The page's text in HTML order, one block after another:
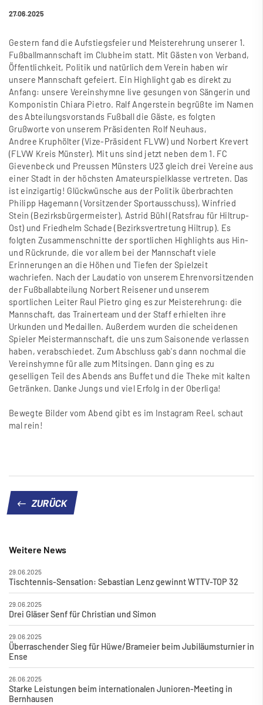
27.06.2025
Gestern fand die Aufstiegsfeier und Meisterehrung unserer 1.
Fußballmannschaft im Clubheim statt. Mit Gästen von Verband,
Öffentlichkeit, Politik und natürlich dem Verein haben wir
unsere Mannschaft gefeiert. Ein Highlight gab es direkt zu
Anfang: unsere Vereinshymne live gesungen von Sängerin und
Komponistin Chiara Pietro. Ralf Angerstein begrüßte im Namen
des Abteilungsvorstands Fußball die Gäste, es folgten
Grußworte von unserem Präsidenten Rolf Neuhaus,
Andree Kruphölter (Vize-Präsident FLVW) und Norbert Krevert
(FLVW Kreis Münster). Mit uns sind jetzt neben dem 1. FC
Gievenbeck und Preussen Münsters U23 gleich drei Vereine aus
einer Stadt in der höchsten Amateurspielklasse vertreten. Das
ist einzigartig! Glückwünsche aus der Politik überbrachten
Philipp Hagemann (Vorsitzender Sportausschuss), Winfried
Stein (Bezirksbürgermeister), Astrid Bühl (Ratsfrau für Hiltrup-
Ost) und Friedhelm Schade (Bezirksvertretung Hiltrup). Es
folgten Zusammenschnitte der sportlichen Highlights aus Hin-
und Rückrunde, die vor allem bei der Mannschaft viele
Erinnerungen an die Höhen und Tiefen der Spielzeit
wachriefen. Nach der Laudatio von unserem Ehrenvorsitzenden
der Fußballabteilung Norbert Reisener und unserem
sportlichen Leiter Raul Pietro ging es zur Meisterehrung: die
Mannschaft, das Trainerteam und der Staff erhielten ihre
Urkunden und Medaillen. Außerdem wurden die scheidenen
Spieler Meistermannschaft, die uns zum Saisonende verlassen
haben, verabschiedet. Zum Abschluss gab's dann nochmal die
Vereinshymne für alle zum Mitsingen. Dann ging es zu
geselligen Teil des Abends ans Buffet und die Theke mit kalten
Getränken. Danke Jungs und viel Erfolg in der Oberliga!
Bewegte Bilder vom Abend gibt es im Instagram Reel, schaut
mal rein!
ZURÜCK
Weitere News
29.06.2025
Tischtennis-Sensation: Sebastian Lenz gewinnt WTTV-TOP 32
29.06.2025
Drei Gläser Senf für Christian und Simon
29.06.2025
Überraschender Sieg für Hüwe/Brameier beim Jubiläumsturnier in
Ense
26.06.2025
Starke Leistungen beim internationalen Junioren-Meeting in
Bernhausen